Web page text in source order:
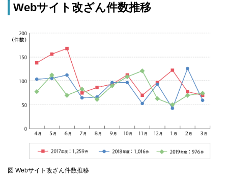
Webサイト改ざん件数推移
図 Webサイト改ざん件数推移